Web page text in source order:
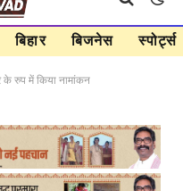
बिहार बिजनेस स्पोर्ट्स
के रुप में किया नामांकन